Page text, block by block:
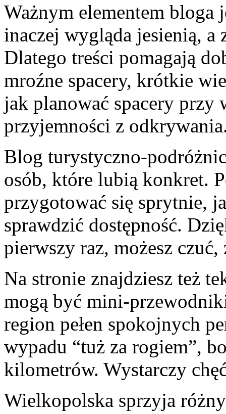
Ważnym elementem bloga
inaczej wygląda jesienią, a
Dlatego treści pomagają
mroźne spacery, krótkie
jak planować spacery przy
przyjemności z
Blog turystyczno-
osób, które lubią konkret.
przygotować się sprytnie,
sprawdzić dostępność.
pierwszy raz, możesz
Na stronie znajdziesz też
mogą być mini-
region pełen spokojnych
wypadu “tuż za rogiem”,
kilometrów. Wystarczy
Wielkopolska sprzyja